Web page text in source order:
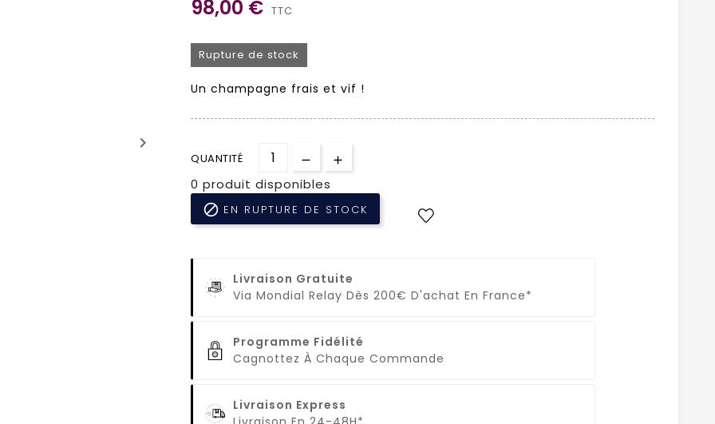
keyboard_arrow_right
98,00 € TTC
Rupture de stock
Un champagne frais et vif !
QUANTITÉ
0 produit disponibles
 EN RUPTURE DE STOCK
Livraison Gratuite
Via Mondial Relay Dès 200€ D'achat En France*
Programme Fidélité
Cagnottez À Chaque Commande
Livraison Express